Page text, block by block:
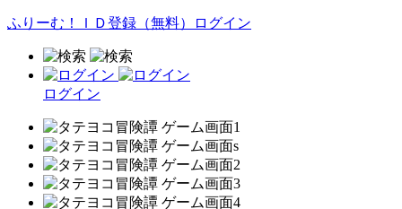
ふりーむ！ＩＤ登録（無料） ログイン
ログイン